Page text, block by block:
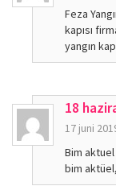
Feza
kapısı
yangın
18
17 juni
Bim aktuel
bim